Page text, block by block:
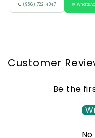
📞 (956) 722-4047 💬
Customer
Be the